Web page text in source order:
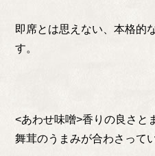
即席とは思えない、本格的
す。
<あわせ味噌>香りの良さと
舞茸のうまみが合わさって